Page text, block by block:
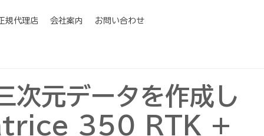
規代理店 会社案内 お問い合わせ
次元データを作成し
350 RTK +